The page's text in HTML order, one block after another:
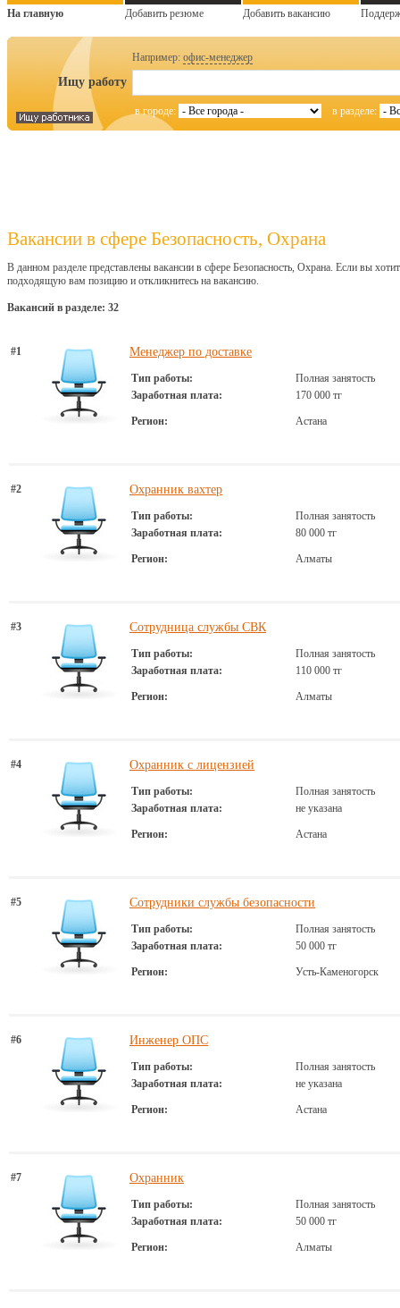
На главную Добавить резюме Добавить вакансию
Например: офис-менеджер
Ищу работу
в городе: в разделе:
Вакансии в сфере Безопасность, Охрана
В данном разделе представлены вакансии в сфере Безопасность, Охрана. Если вы
подходящую вам позицию и откликнитесь на вакансию.
Вакансий в разделе: 32
#1 Менеджер по доставке
Тип работы:
Полная занятость
Заработная плата:
170 000 тг
Регион: Астана
#2 Охранник вахтер
Тип работы:
Полная занятость
Заработная плата:
80 000 тг
Регион: Алматы
#3 Сотрудница службы СВК
Тип работы:
Полная занятость
Заработная плата:
110 000 тг
Регион: Алматы
#4 Охранник с лицензией
Тип работы:
Полная занятость
Заработная плата:
не указана
Регион: Астана
#5 Сотрудники службы безопасности
Тип работы:
Полная занятость
Заработная плата:
50 000 тг
Регион: Усть-Каменогорск
#6 Инженер ОПС
Тип работы:
Полная занятость
Заработная плата:
не указана
Регион: Астана
#7 Охранник
Тип работы:
Полная занятость
Заработная плата:
50 000 тг
Регион: Алматы